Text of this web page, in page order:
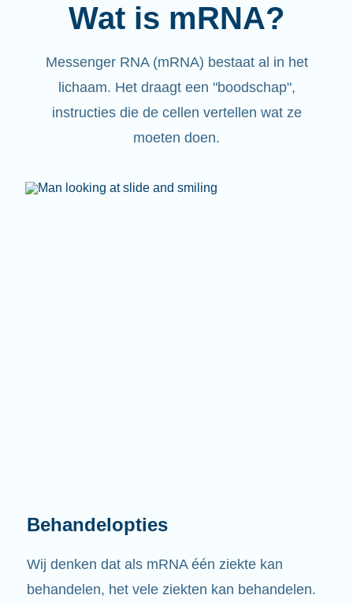
Wat is mRNA?
Messenger RNA (mRNA) bestaat al in het
lichaam. Het draagt een "boodschap",
instructies die de cellen vertellen wat ze
moeten doen.
Behandelopties
Wij denken dat als mRNA één ziekte kan
behandelen, het vele ziekten kan behandelen.